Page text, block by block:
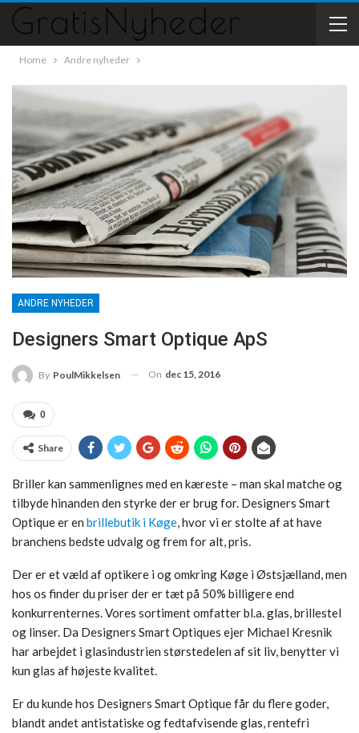
Home Andre nyheder
ANDRE NYHEDER
Designers Smart Optique ApS
By PoulMikkelsen On dec 15, 2016
0
Share
Briller kan sammenlignes med en kæreste – man skal matche og
tilbyde hinanden den styrke der er brug for. Designers Smart
Optique er en brillebutik i Køge, hvor vi er stolte af at have
branchens bedste udvalg og frem for alt, pris.
Der er et væld af optikere i og omkring Køge i Østsjælland, men
hos os finder du priser der er tæt på 50% billigere end
konkurrenternes. Vores sortiment omfatter bl.a. glas, brillestel
og linser. Da Designers Smart Optiques ejer Michael Kresnik
har arbejdet i glasindustrien størstedelen af sit liv, benytter vi
kun glas af højeste kvalitet.
Er du kunde hos Designers Smart Optique får du flere goder,
blandt andet antistatiske og fedtafvisende glas, rentefri